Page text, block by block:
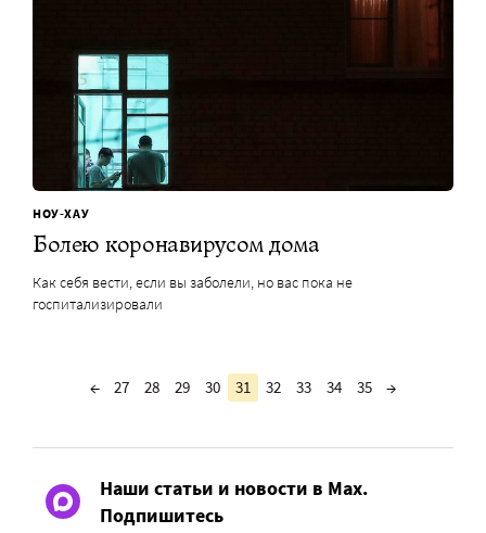
НОУ-ХАУ
Болею коронавирусом дома
Как себя вести, если вы заболели, но вас пока не
госпитализировали
← 27 28 29 30 31 32 33 34 35 →
Наши статьи и новости в Max.
Подпишитесь